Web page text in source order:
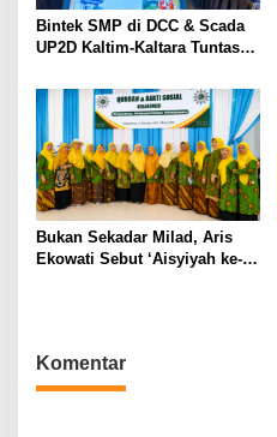
Bintek SMP di DCC & Scada
UP2D Kaltim-Kaltara Tuntas,
Perak, SMP Wajib Sesuai
Kepres 63/2004 Kawal
Jantung Listrik Kalimantan
Bukan Sekadar Milad, Aris
Ekowati Sebut ‘Aisyiyah ke-
Komentar